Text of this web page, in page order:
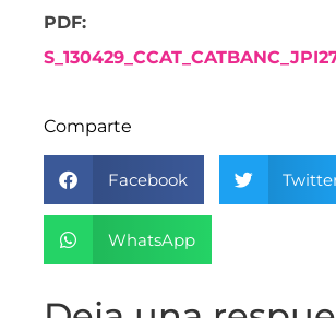
PDF:
Comparte
Facebook
WhatsApp